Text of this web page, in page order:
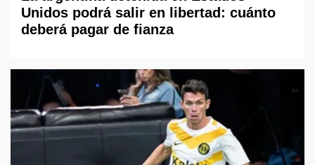
Unidos podrá salir en libertad: cuánto
deberá pagar de fianza